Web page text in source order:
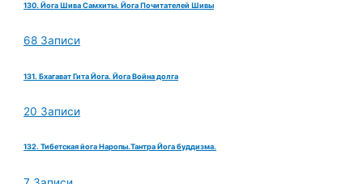
130. Йога Шива Самхиты. Йога Почитателей Шивы
68 Записи
131. Бхагават Гита Йога. Йога Война долга
20 Записи
132. Тибетская йога Наропы.Тантра Йога буддизма.